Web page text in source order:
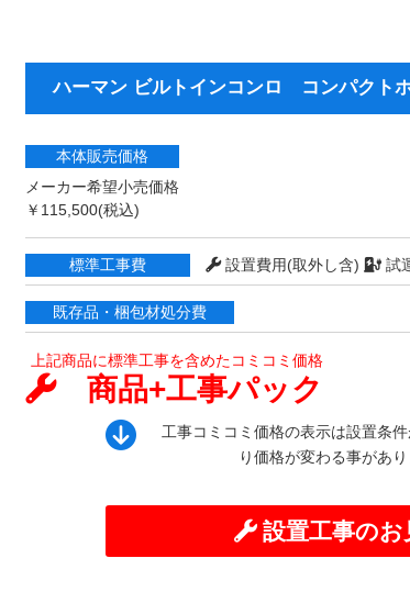
ハーマン ビルトインコンロ コンパクト
本体販売価格
メーカー希望小売価格
￥115,500(税込)
標準工事費 設置費用(取外し含) 試
既存品・梱包材処分費
上記商品に標準工事を含めたコミコミ価格
商品+工事パック
工事コミコミ価格の表示は設置条
り価格が変わる事があ